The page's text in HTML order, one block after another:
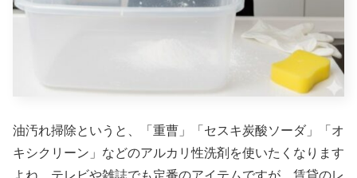
油汚れ掃除というと、「重曹」「セスキ炭酸ソーダ」「オ
キシクリーン」などのアルカリ性洗剤を使いたくなります